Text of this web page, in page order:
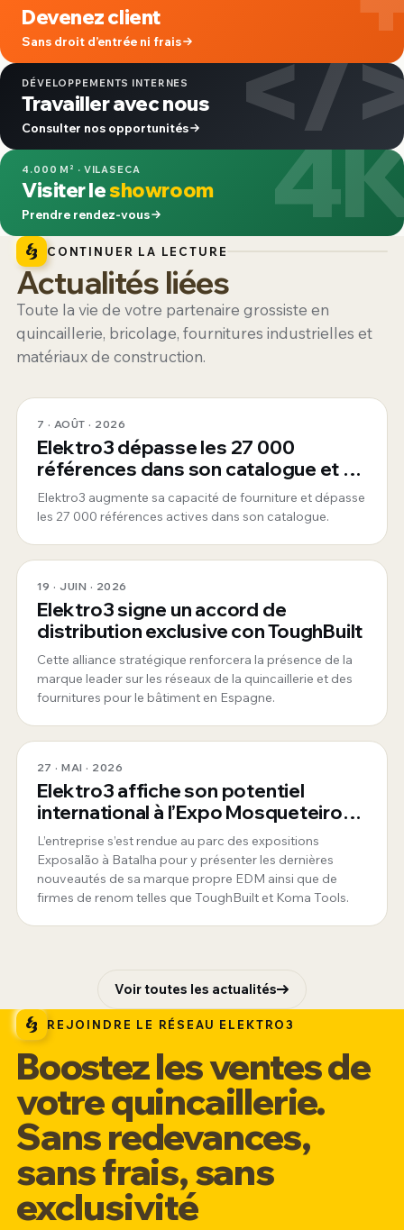
Devenez client
Sans droit d’entrée ni frais </
DÉVELOPPEMENTS INTERNES
Travailler avec nous
Consulter nos opportunités
4.000 M² · VILASECA
Visiter leshowroom
Prendre rendez-vous
CONTINUER LA LECTURE
Actualités liées
Toute la vie de votre partenaire grossiste en
quincaillerie, bricolage, fournitures industrielles et
matériaux de construction.
7 · AOÛT · 2026
Elektro3 dépasse les 27 000
références dans son catalogue et se
consolide comme fournisseur global
360°
Elektro3 augmente sa capacité de fourniture et dépasse
les 27 000 références actives dans son catalogue.
19 · JUIN · 2026
Elektro3 signe un accord de
distribution exclusive con ToughBuilt
Cette alliance stratégique renforcera la présence de la
marque leader sur les réseaux de la quincaillerie et des
fournitures pour le bâtiment en Espagne.
27 · MAI · 2026
Elektro3 affiche son potentiel
international à l’Expo Mosqueteiros
au Portugal
L’entreprise s’est rendue au parc des expositions
Exposalão à Batalha pour y présenter les dernières
nouveautés de sa marque propre EDM ainsi que de
firmes de renom telles que ToughBuilt et Koma Tools.
Voir toutes les actualités
REJOINDRE LE RÉSEAU ELEKTRO3
Boostez les ventes de
votre quincaillerie.
Sans redevances,
sans frais, sans
exclusivité